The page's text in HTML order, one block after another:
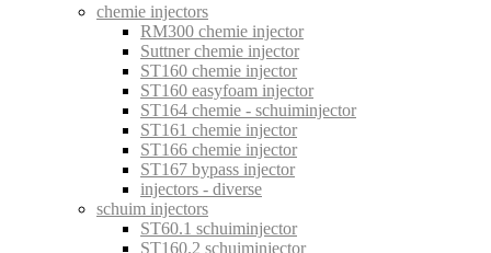
chemie injectors
RM300 chemie injector
Suttner chemie injector
ST160 chemie injector
ST160 easyfoam injector
ST164 chemie - schuiminjector
ST161 chemie injector
ST166 chemie injector
ST167 bypass injector
injectors - diverse
schuim injectors
ST60.1 schuiminjector
ST160.2 schuiminjector